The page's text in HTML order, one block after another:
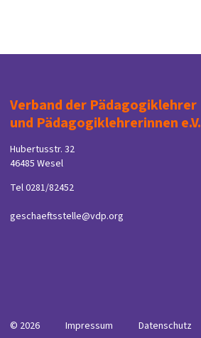
Verband der Pädagogiklehrer
und Pädagogiklehrerinnen e.V.
Hubertusstr. 32
46485 Wesel
Tel 0281/82452
geschaeftsstelle@vdp.org
© 2026 Impressum Datenschutz